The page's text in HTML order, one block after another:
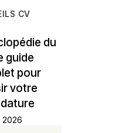
CV
du
guide
pour
votre
2026